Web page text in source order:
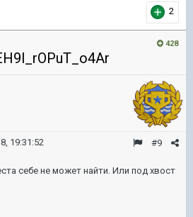
2
428
#9
19:31:52
себе не может найти. Или под хвост